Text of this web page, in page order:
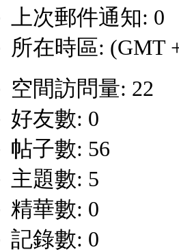
上次郵件通知: 0
所在時區: (GMT
空間訪問量: 22
好友數: 0
帖子數: 56
主題數: 5
精華數: 0
記錄數: 0